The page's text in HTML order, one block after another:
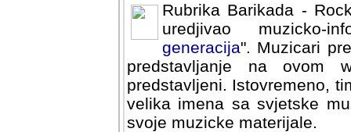
Rubrika Barikada -
uredjivao muzicko-
Muzicari predstavljeni u
na ovom web portalu
Istovremeno, tim nacinom
sa svjetske muzicke scene
materijale.